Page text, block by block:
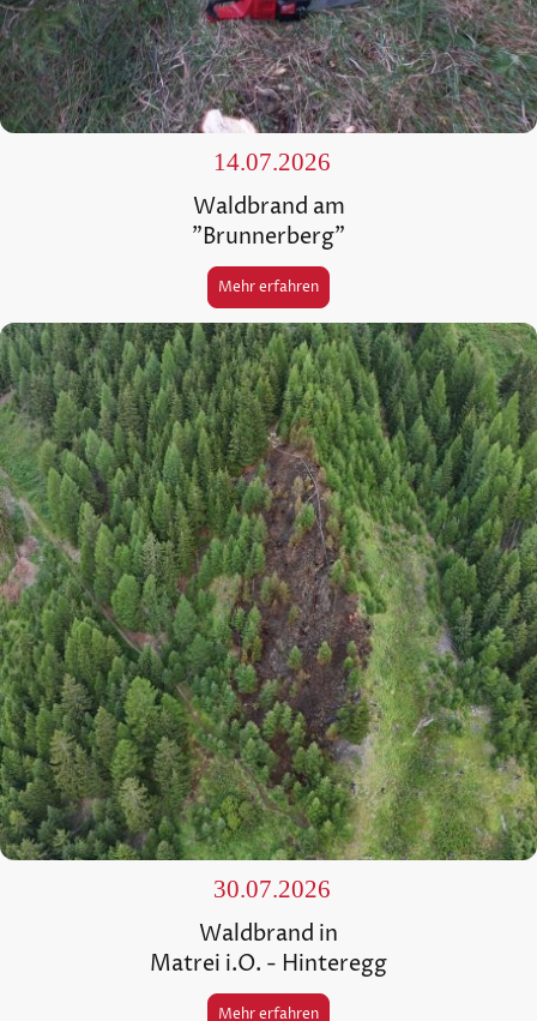
14.07.2026
Waldbrand am
"Brunnerberg"
Mehr erfahren
30.07.2026
Waldbrand in
Matrei i.O. - Hinteregg
Mehr erfahren